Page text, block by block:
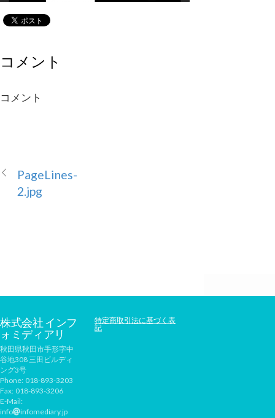
コメント
コメント
PageLines-
2.jpg
株式会社 インフ
ォミディアリ
秋田県秋田市手形字中
谷地308 三田ビルディ
ング3号
Phone: 018-893-3203
Fax: 018-893-3206
E-Mail:
info
infomediary.jp
特定商取引法に基づく表
記